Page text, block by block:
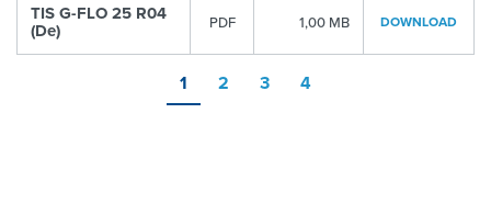
1 2 3 4
TIS G-FLO 25 R04
(De) PDF 1,00 MB DOWNLOAD